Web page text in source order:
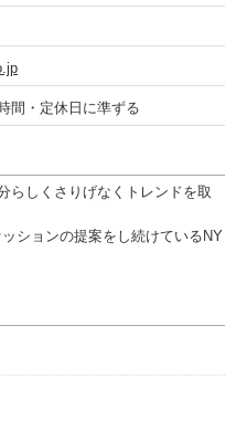
間・定休日に準ずる
らしくさりげなくトレンドを取
ションの提案をし続けているNY